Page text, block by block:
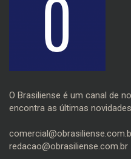
O Brasiliense é um canal de
encontra as últimas
redacao@obrasiliense.com.br